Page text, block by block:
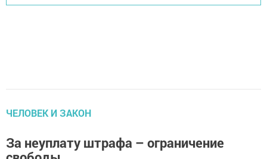
ЧЕЛОВЕК И ЗАКОН
За неуплату штрафа – ограничение